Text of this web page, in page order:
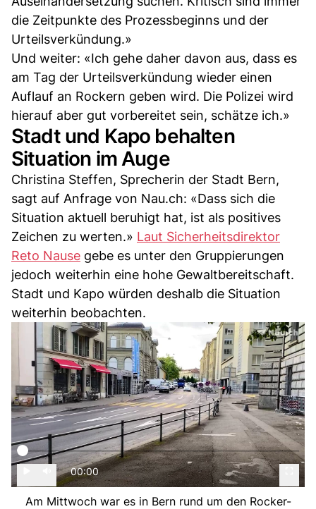
die Zeitpunkte des Prozessbeginns und der
Urteilsverkündung.»
Und weiter: «Ich gehe daher davon aus, dass es
am Tag der Urteilsverkündung wieder einen
Auflauf an Rockern geben wird. Die Polizei wird
hierauf aber gut vorbereitet sein, schätze ich.»
Stadt und Kapo behalten
Situation im Auge
Christina Steffen, Sprecherin der Stadt Bern,
sagt auf Anfrage von Nau.ch: «Dass sich die
Situation aktuell beruhigt hat, ist als positives
Zeichen zu werten.» Laut Sicherheitsdirektor
Reto Nause gebe es unter den Gruppierungen
jedoch weiterhin eine hohe Gewaltbereitschaft.
Stadt und Kapo würden deshalb die Situation
weiterhin beobachten.
00:00
Am Mittwoch war es in Bern rund um den Rocker-